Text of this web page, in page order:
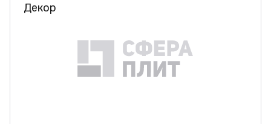
Декор